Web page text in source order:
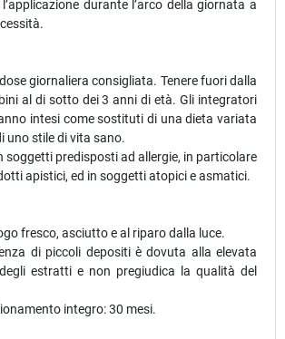
durante l’arco della giornata a
giornaliera consigliata. Tenere fuori dalla
al di sotto dei 3 anni di età. Gli integratori
intesi come sostituti di una dieta variata
uno stile di vita sano.
soggetti predisposti ad allergie, in particolare
apistici, ed in soggetti atopici e asmatici.
fresco, asciutto e al riparo dalla luce.
di piccoli depositi è dovuta alla elevata
estratti e non pregiudica la qualità del
integro: 30 mesi.